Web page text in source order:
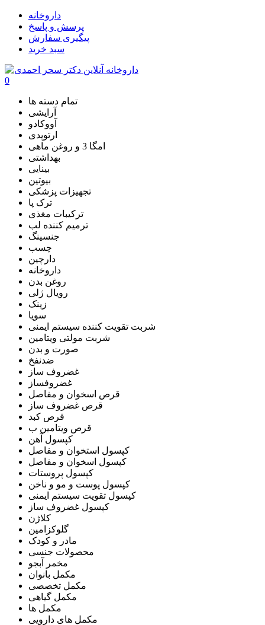
داروخانه
پرسش و پاسخ
پیگیری سفارش
سبد خرید
0
تمام دسته ها
آرایشی
آووکادو
ارتوپدی
امگا 3 و روغن ماهی
بهداشتی
بینایی
بیوتین
تجهیزات پزشکی
ترک پا
ترکیبات مغذی
ترمیم کننده لب
جنسینگ
چسب
دارچین
داروخانه
روغن بدن
رویال ژلی
زینک
سویا
شربت تقویت کننده سیستم ایمنی
شربت مولتی ویتامین
صورت و بدن
ضدنفخ
غضروف ساز
غضروفساز
قرص اسخوان و مفاصل
قرص غضروف ساز
قرص کبد
قرص ویتامین ب
کپسول آهن
کپسول استخوان و مفاصل
کپسول اسخوان و مفاصل
کپسول پروستات
کپسول پوست و مو و ناخن
کپسول تقویت سیستم ایمنی
کپسول غضروف ساز
کلاژن
گلوکزامین
مادر و کودک
محصولات جنسی
مخمر آبجو
مکمل بانوان
مکمل تخصصی
مکمل گیاهی
مکمل ها
مکمل های دارویی